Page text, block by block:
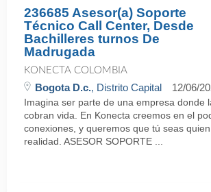
236685 Asesor(a) Soporte
Técnico Call Center, Desde
Bachilleres turnos De
Madrugada
KONECTA COLOMBIA
Bogota D.c., Distrito Capital 12/06/
Imagina ser parte de una empresa donde
cobran vida. En Konecta creemos en el
conexiones, y queremos que tú seas
realidad. ASESOR SOPORTE ...